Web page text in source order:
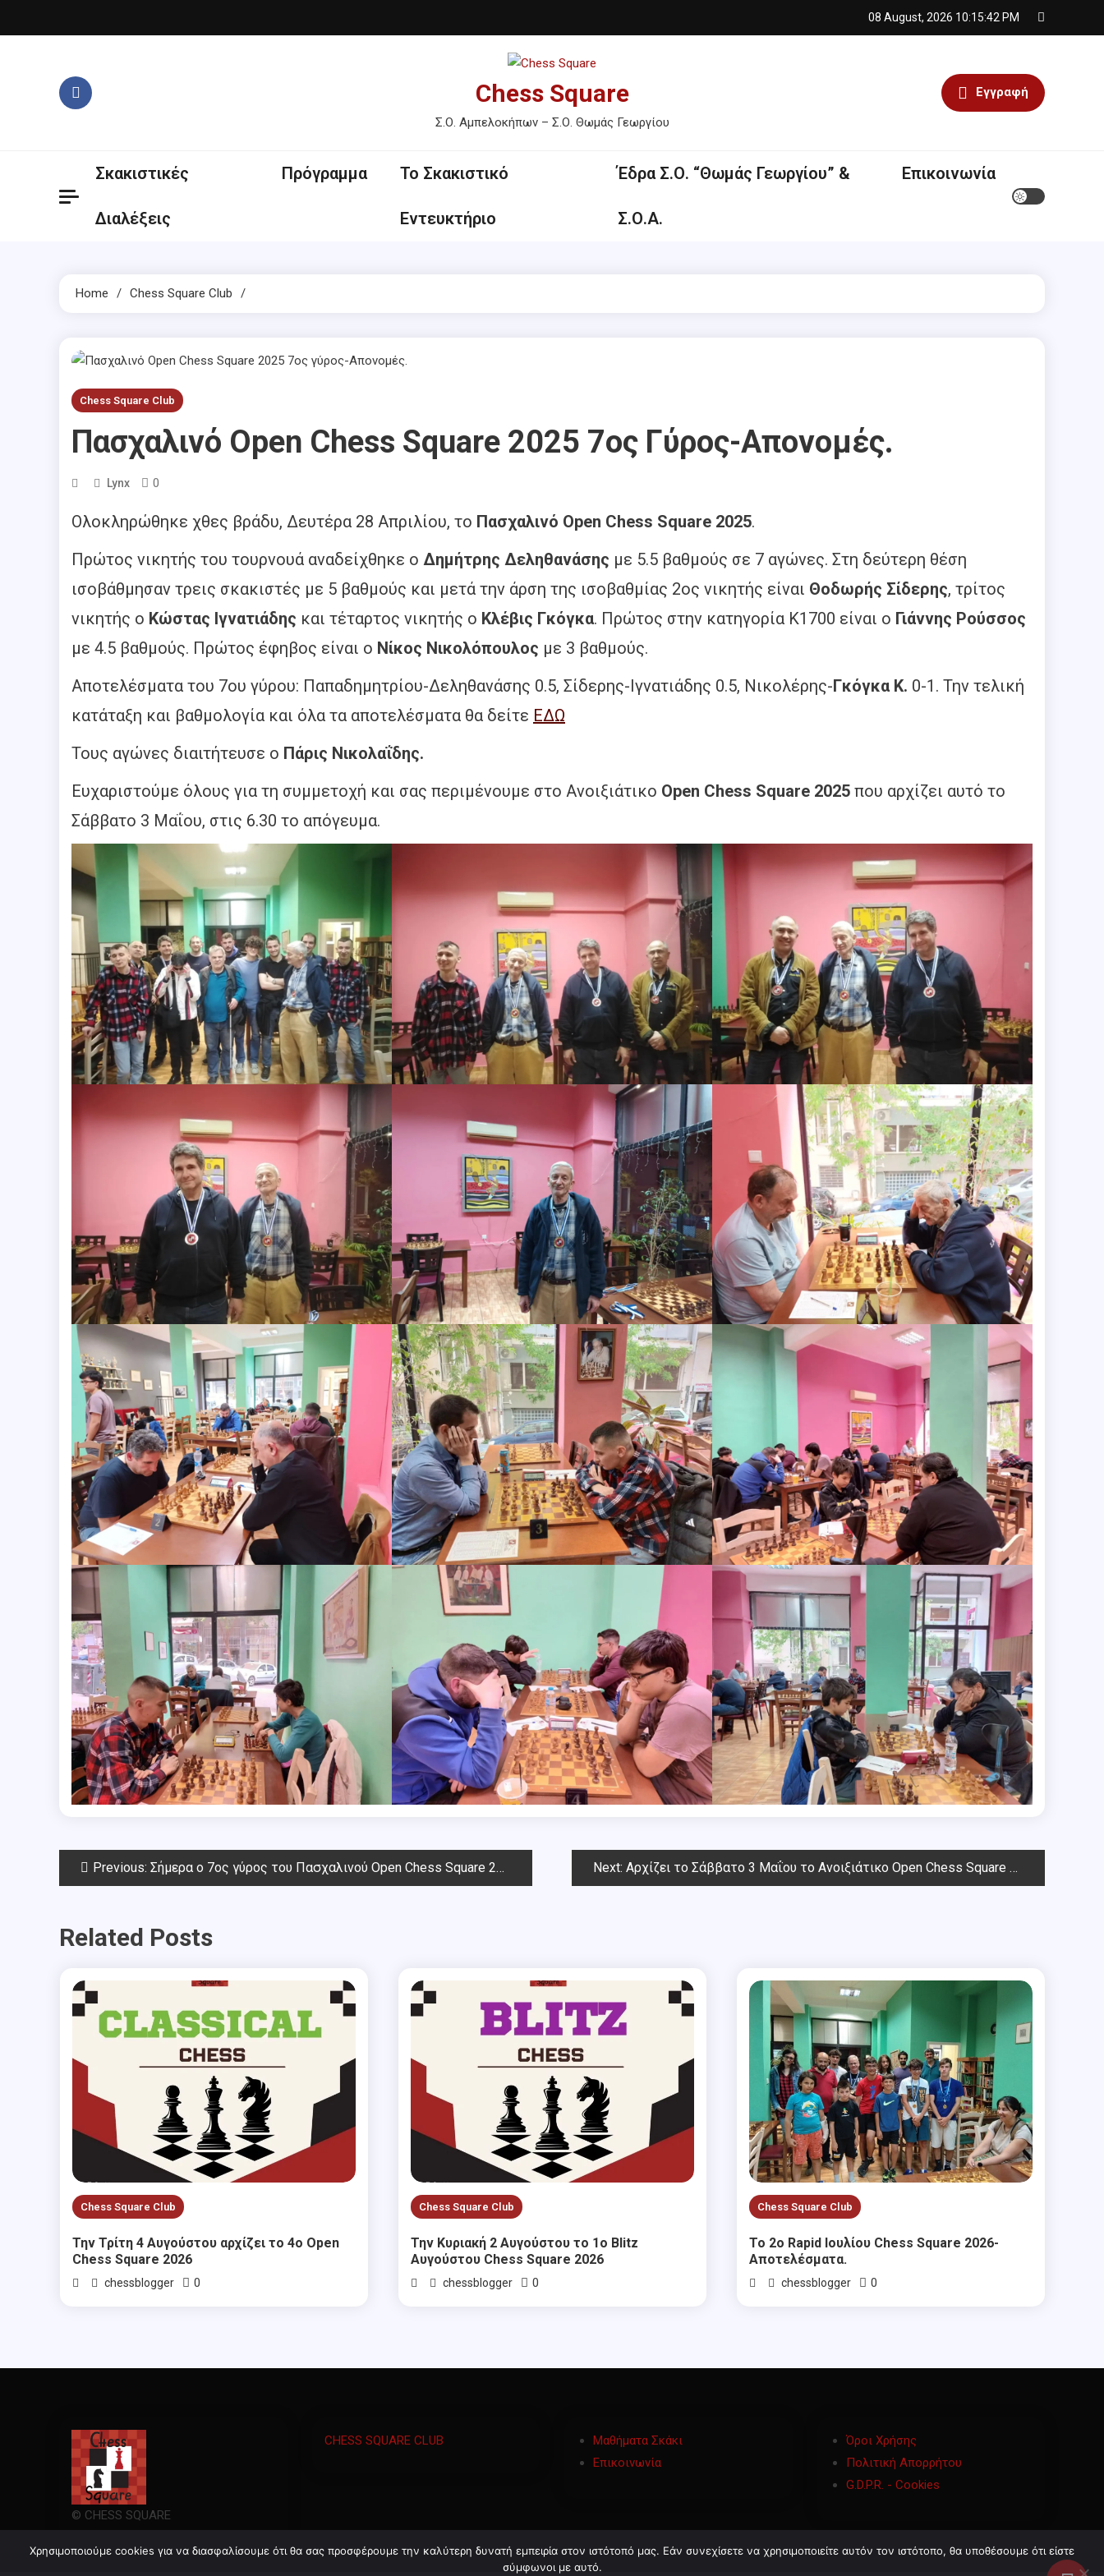
to
08 August, 2026 10:15:43 PM
Chess Square
Σ.Ο. Αμπελοκήπων – Σ.Ο. Θωμάς Γεωργίου
Εγγραφή
Σκακιστικές
Διαλέξεις
Πρόγραμμα Το Σκακιστικό
Εντευκτήριο
Έδρα Σ.Ο. “Θωμάς Γεωργίου” &
Σ.Ο.Α.
Επικοινωνία
Home Chess Square Club
Chess Square Club
Πασχαλινό Open Chess Square 2025 7ος Γύρος-Απονομές.
Lynx 0
Ολοκληρώθηκε χθες βράδυ, Δευτέρα 28 Απριλίου, το Πασχαλινό Open Chess Square 2025.
Πρώτος νικητής του τουρνουά αναδείχθηκε ο Δημήτρης Δεληθανάσης με 5.5 βαθμούς σε 7 αγώνες. Στη δεύτερη θέση
ισοβάθμησαν τρεις σκακιστές με 5 βαθμούς και μετά την άρση της ισοβαθμίας 2ος νικητής είναι Θοδωρής Σίδερης, τρίτος
νικητής ο Κώστας Ιγνατιάδης και τέταρτος νικητής ο Κλέβις Γκόγκα. Πρώτος στην κατηγορία Κ1700 είναι ο Γιάννης Ρούσσος
με 4.5 βαθμούς. Πρώτος έφηβος είναι ο Νίκος Νικολόπουλος με 3 βαθμούς.
Αποτελέσματα του 7ου γύρου: Παπαδημητρίου-Δεληθανάσης 0.5, Σίδερης-Ιγνατιάδης 0.5, Νικολέρης-Γκόγκα Κ. 0-1. Την τελική
κατάταξη και βαθμολογία και όλα τα αποτελέσματα θα δείτε ΕΔΩ
Τους αγώνες διαιτήτευσε ο Πάρις Νικολαΐδης.
Ευχαριστούμε όλους για τη συμμετοχή και σας περιμένουμε στο Ανοιξιάτικο Open Chess Square 2025 που αρχίζει αυτό το
Σάββατο 3 Μαΐου, στις 6.30 το απόγευμα.
PostPrevious: Σήμερα ο 7ος γύρος του Πασχαλινού Open Chess Square 2025 Next: Aρχίζει το Σάββατο 3 Μαΐου το Aνοιξιάτικο Open Chess Square 2025
Related Posts
Chess Square Club
Την Τρίτη 4 Αυγούστου αρχίζει το 4ο Open
Chess Square 2026
chessblogger 0
Chess Square Club
Την Κυριακή 2 Αυγούστου το 1ο Blitz
Αυγούστου Chess Square 2026
chessblogger 0
Chess Square Club
Το 2ο Rapid Ιουλίου Chess Square 2026-
Αποτελέσματα.
chessblogger 0
© CHESS SQUARE
CHESS SQUARE CLUB
Μαθήματα Σκάκι
Επικοινωνία
Όροι Χρήσης
Πολιτική Απορρήτου
G.D.P.R. - Cookies
Χρησιμοποιούμε cookies για να διασφαλίσουμε ότι θα σας προσφέρουμε την καλύτερη δυνατή εμπειρία στον ιστότοπό μας. Εάν συνεχίσετε να χρησιμοποιείτε αυτόν τον ιστότοπο, θα υποθέσουμε ότι είστε
σύμφωνοι με αυτό.